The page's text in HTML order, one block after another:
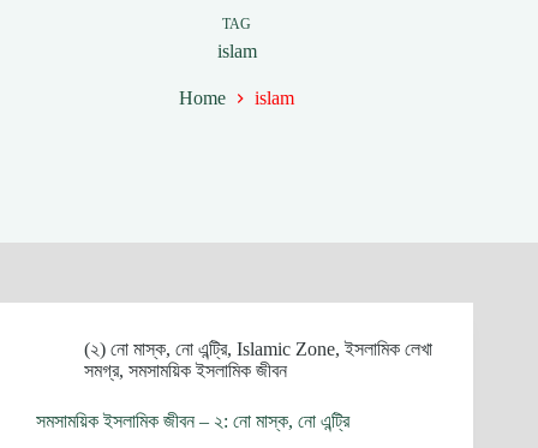
TAG
islam
Home islam
(২) নো মাস্ক, নো এন্ট্রি, Islamic Zone,ইসলামিক লেখা
সমগ্র, সমসাময়িক ইসলামিক জীবন
সমসাময়িক ইসলামিক জীবন – ২: নো মাস্ক, নো এন্ট্রি